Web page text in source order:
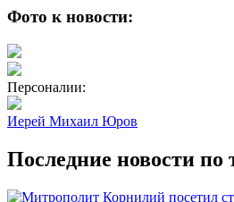
Фото к новости:
Персоналии:
Иерей Михаил Юров
Последние новости